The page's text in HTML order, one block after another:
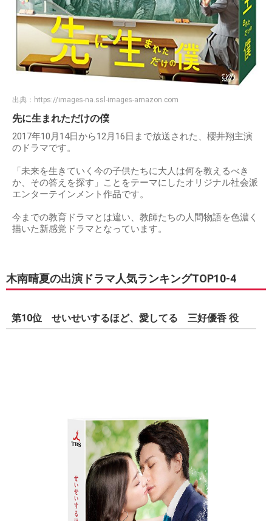
出典： https://images-na.ssl-images-amazon.com
先に生まれただけの僕
2017年10月14日から12月16日まで放送された、櫻井翔主演
のドラマです。
「未来を生きていく今の子供たちに大人は何を教えるべき
か、その答えを探す」ことをテーマにしたオリジナル社会派
エンターテインメント作品です。
今までの教育ドラマとは違い、教師たちの人間物語を色濃く
描いた新感覚ドラマとなっています。
木南晴夏の出演ドラマ人気ランキングTOP10-4
第10位 せいせいするほど、愛してる 三好優香 役